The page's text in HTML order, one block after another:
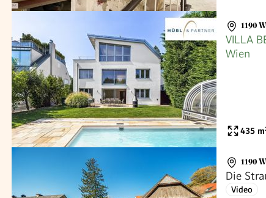
1190
VILLA
Wien
435
1190
Die
Video